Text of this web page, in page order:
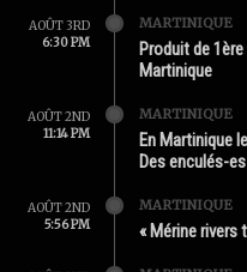
AOÛT 3RD
6:30 PM
MARTINIQUE
Produit de
Martinique
AOÛT 2ND
11:14 PM
MARTINIQUE
En Martinique
Des enculés-
AOÛT 2ND
5:56 PM
MARTINIQUE
« Mérine rivers